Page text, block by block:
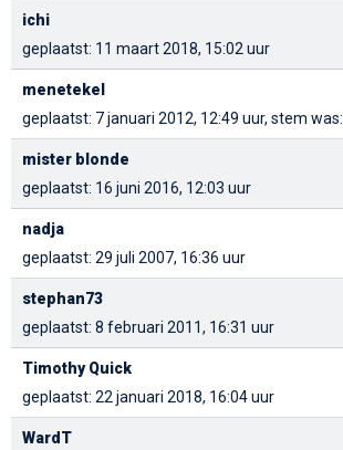
ichi
geplaatst: 11 maart 2018, 15:02 uur
menetekel
geplaatst: 7 januari 2012, 12:49 uur, stem was:
mister blonde
geplaatst: 16 juni 2016, 12:03 uur
nadja
geplaatst: 29 juli 2007, 16:36 uur
stephan73
geplaatst: 8 februari 2011, 16:31 uur
Timothy Quick
geplaatst: 22 januari 2018, 16:04 uur
WardT